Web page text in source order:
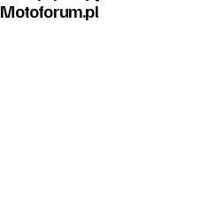
Motoforum.pl